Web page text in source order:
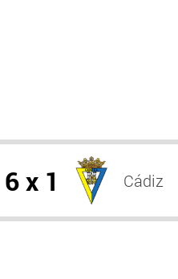
6 x 1 Cádiz